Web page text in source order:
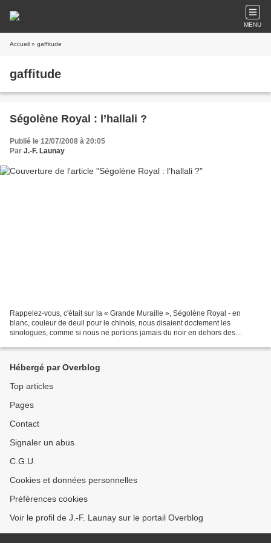
MENU
Accueil » gaffitude
gaffitude
Ségolène Royal : l’hallali ?
Publié le 12/07/2008 à 20:05
Par J.-F. Launay
Rappelez-vous, c'était sur la « Grande Muraille », Ségolène Royal - en
blanc, couleur de deuil pour le chinois, nous disaient doctement les
sinologues, comme si nous ne portions jamais du noir en dehors des
Hébergé par Overblog
Top articles
Pages
Contact
Signaler un abus
C.G.U.
Cookies et données personnelles
Préférences cookies
Voir le profil de J.-F. Launay sur le portail Overblog